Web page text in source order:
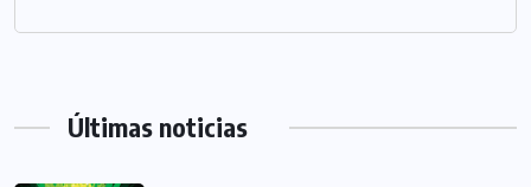
Últimas noticias